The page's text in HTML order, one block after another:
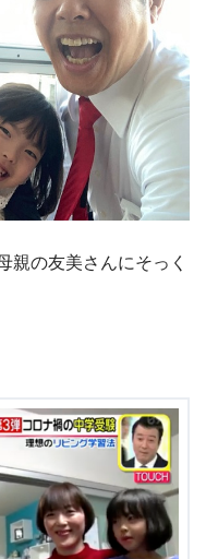
親の友美さんにそっく